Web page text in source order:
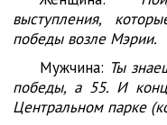
выступления,
победы возле Мэрии.
Мужчина: Ты
победы, а 55. И
Центральном парке